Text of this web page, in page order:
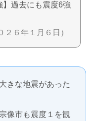
過去にも震度6強
２６年１月６日）
きな地震があった
像市も震度１を観